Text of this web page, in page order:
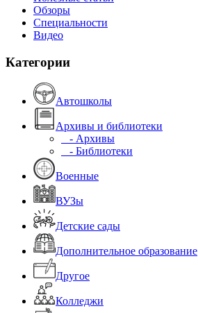
Обзоры
Специальности
Видео
Категории
Автошколы
Архивы и библиотеки
- Архивы
- Библиотеки
Военные
ВУЗы
Детские сады
Дополнительное образование
Другое
Колледжи